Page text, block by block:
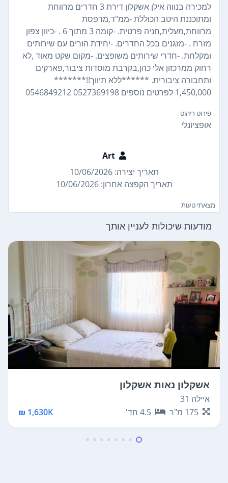
למכירה בנווה אילן אשקלון דירת 3 חדרים מרווחת
ומתוכננת היטב הכוללת -ממ"ד,מרפסת
מרווחת,מעלית,חניה פרטית. -קומה 3 מתוך 6 . -כיוון צפון
מזרח . -מזגנים בכל החדרים. -יחידת הורים עם שירותים
ומקלחת. -חדרי שירותים משופצים. -מקום שקט מאוד ,לא
רחוק ממרכזון אלי כהן,בקרבת מוסדות ציבור,פארקים
ותחבורה ציבורית. ******ללא תיווך!!*******
1,450,000 לפרטים נוספים 0527369198 0546849212
פירוט ריהוט
אופציונלי
Art
תאריך יצירה: 10/06/2026
תאריך הקפצה אחרון: 10/06/2026
מצאתי טעות
מודעות שיכולות לעניין אותך
אשקלון נאות אשקלון
איילה 31
175 מ"ר 4.5 חד' 1,630K ₪